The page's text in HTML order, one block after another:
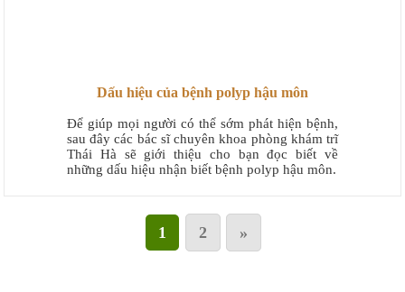
Dấu hiệu của bệnh polyp hậu môn
Để giúp mọi người có thể sớm phát hiện bệnh,
sau đây các bác sĩ chuyên khoa phòng khám trĩ
Thái Hà sẽ giới thiệu cho bạn đọc biết về
những dấu hiệu nhận biết bệnh polyp hậu môn.
1 2 »